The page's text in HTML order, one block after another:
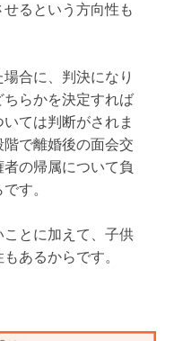
るという方向性も
合に、判決になり
ちらかを決定すれば
ては判断がされま
で離婚後の面会交
の帰属について負
す。
とに加えて、子供
あるからです。